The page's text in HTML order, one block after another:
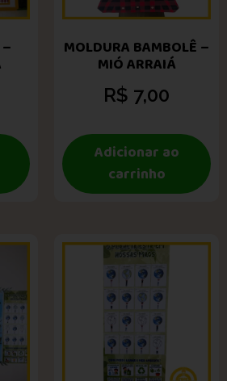
MOLDURA BAMBOLÊ –
MIÓ ARRAIÁ
R$ 7,00
Adicionar ao
carrinho